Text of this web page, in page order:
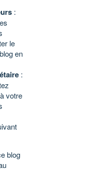
:
le
en
:
votre
blog